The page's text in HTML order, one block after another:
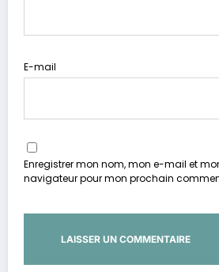
E-mail
Enregistrer mon nom, mon e-mail et
navigateur pour mon prochain